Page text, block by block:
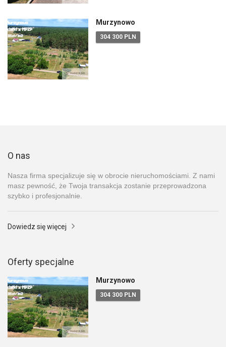
Murzynowo
304 300 PLN
O nas
Nasza firma specjalizuje się w obrocie nieruchomościami. Z nami
masz pewność, że Twoja transakcja zostanie przeprowadzona
szybko i profesjonalnie.
Dowiedz się więcej
Oferty specjalne
Murzynowo
304 300 PLN